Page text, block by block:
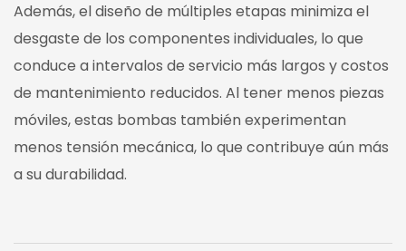
Además, el diseño de múltiples etapas minimiza el
desgaste de los componentes individuales, lo que
conduce a intervalos de servicio más largos y costos
de mantenimiento reducidos. Al tener menos piezas
móviles, estas bombas también experimentan
menos tensión mecánica, lo que contribuye aún más
a su durabilidad.